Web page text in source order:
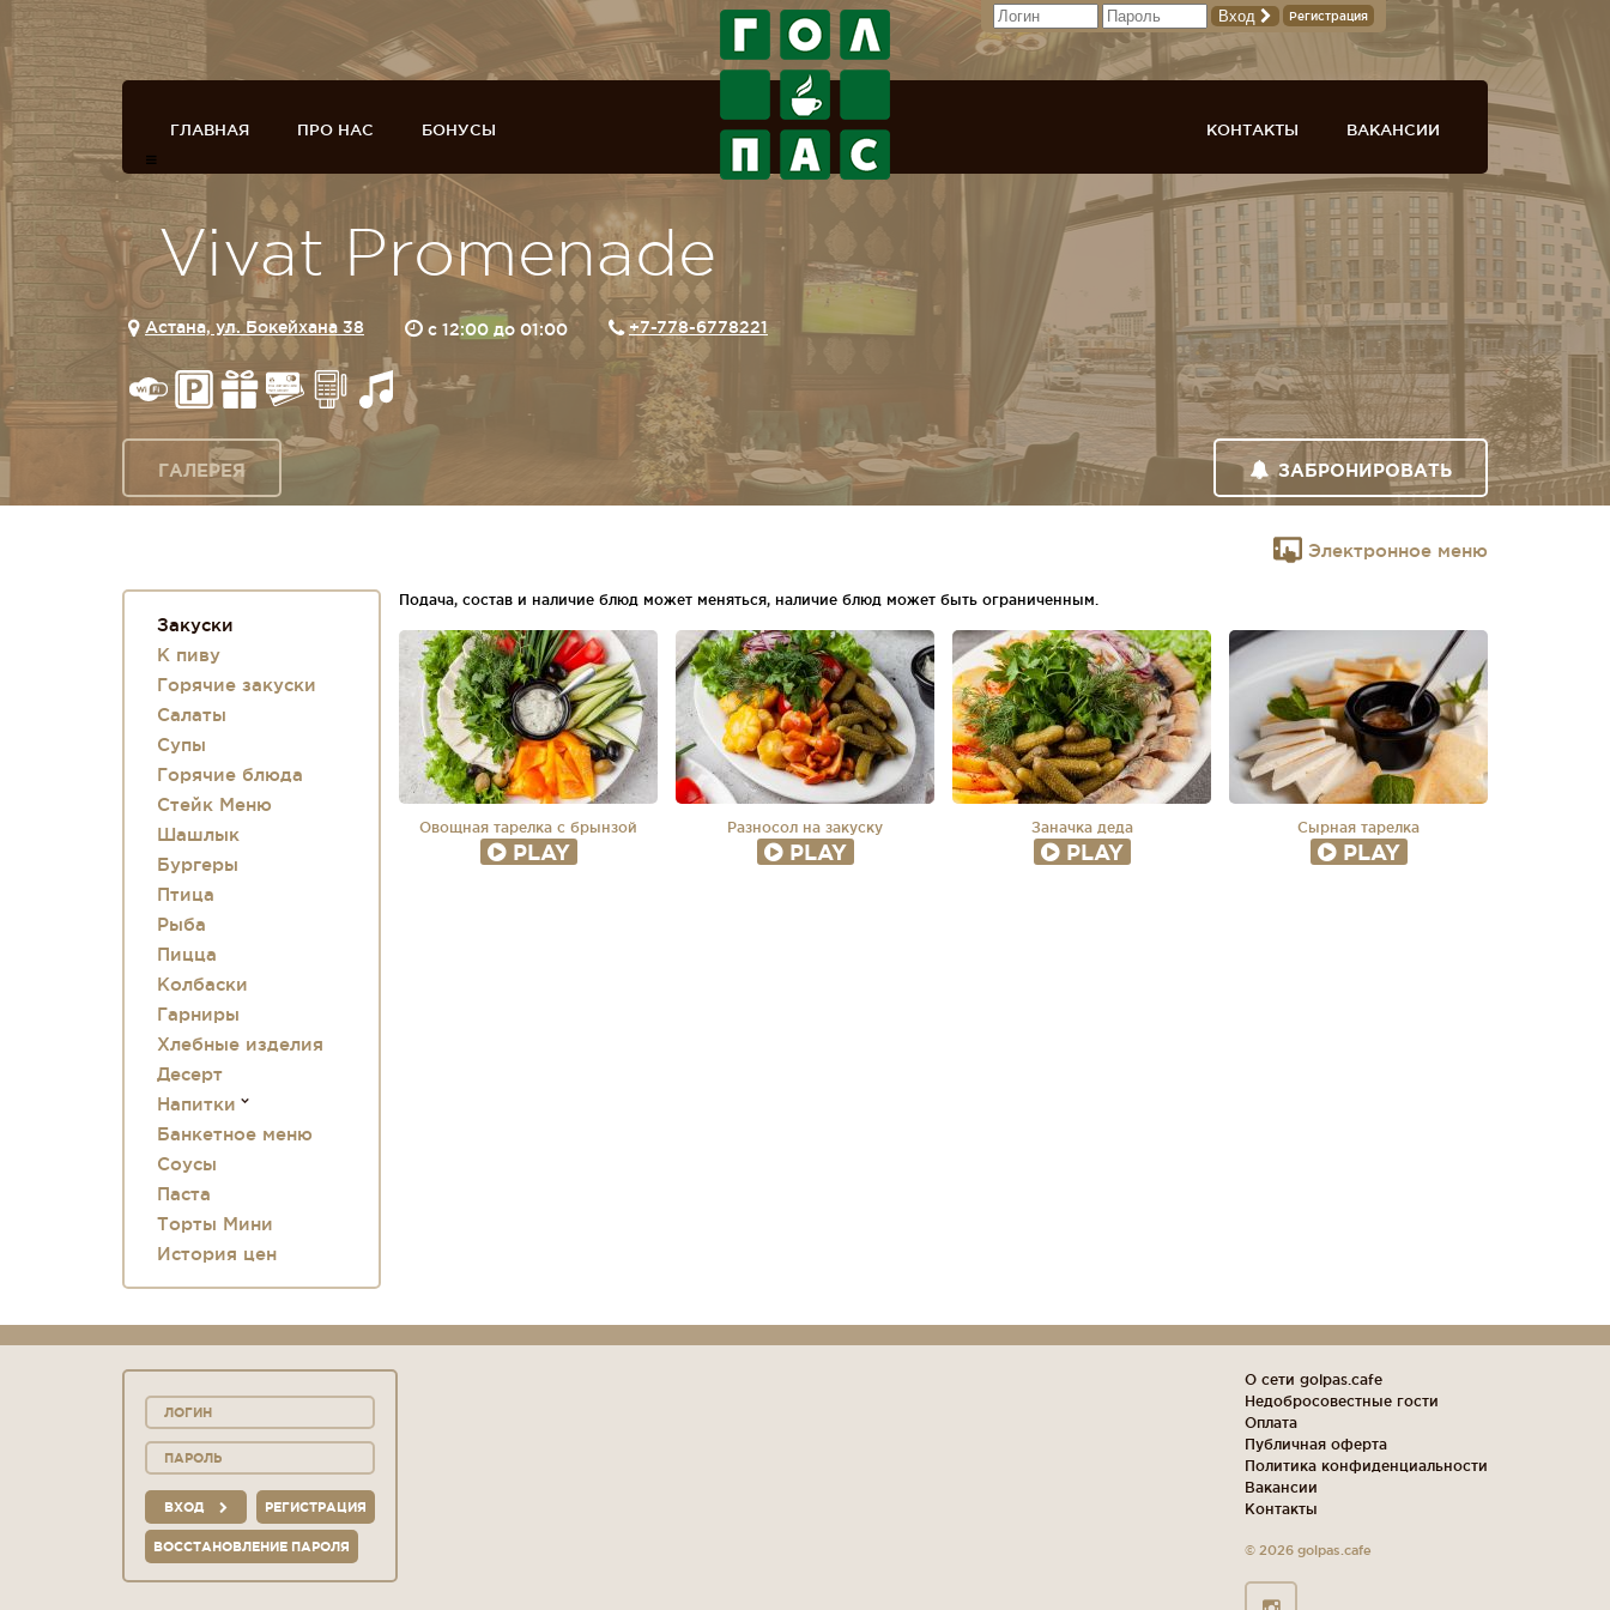
Вход Регистрация
ГЛАВНАЯ ПРО НАС БОНУСЫ ВАКАНСИИ
КОНТАКТЫ
Vivat Promenade
Астана, ул. Бокейхана 38 c 12:00 до 01:00 +7-778-6778221
ГАЛЕРЕЯ ЗАБРОНИРОВАТЬ
Электронное меню
Закуски
К пиву
Горячие закуски
Салаты
Супы
Горячие блюда
Стейк Меню
Шашлык
Бургеры
Птица
Рыба
Пицца
Колбаски
Гарниры
Хлебные изделия
Десерт
Напитки
Банкетное меню
Соусы
Паста
Торты Мини
История цен
Подача, состав и наличие блюд может меняться, наличие блюд может быть ограниченным.
Овощная тарелка с брынзой
PLAY
Разносол на закуску
PLAY
Заначка деда
PLAY
Сырная тарелка
PLAY
ВХОД РЕГИСТРАЦИЯ
ВОССТАНОВЛЕНИЕ ПАРОЛЯ
О сети golpas.cafe
Недобросовестные гости
Оплата
Публичная оферта
Политика конфиденциальности
Вакансии
Контакты
© 2026 golpas.cafe